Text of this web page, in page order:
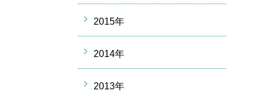
2015年
2014年
2013年